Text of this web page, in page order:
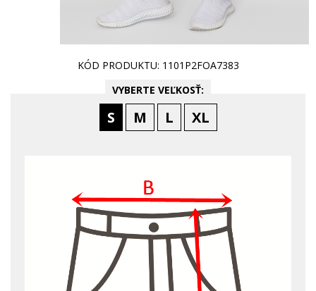
KÓD PRODUKTU: 1101P2FOA7383
VYBERTE VEĽKOSŤ:
S M L XL